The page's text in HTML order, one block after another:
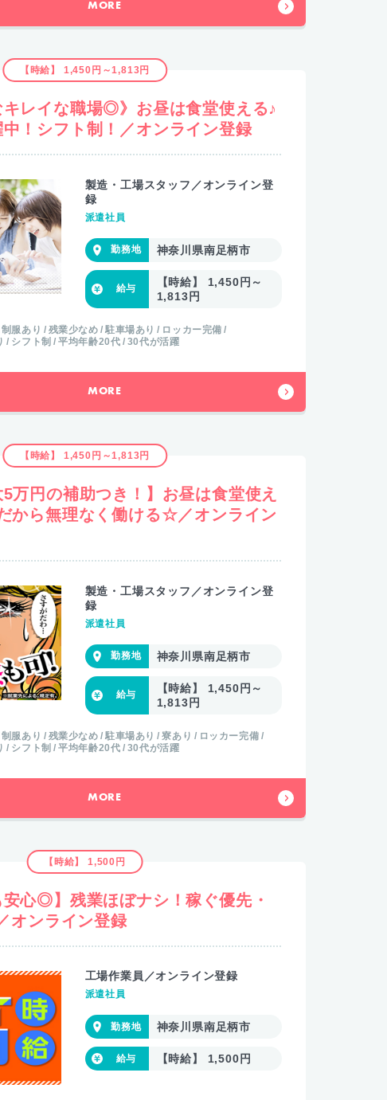
MORE
【時給】 1,450円～1,813円
キレイな職場◎》お昼は食堂使える♪
！シフト制！／オンライン登録
製造・工場スタッフ／オンライン登
録
派遣社員
神奈川県南足柄市
【時給】 1,450円～
1,813円
制服あり 残業少なめ 駐車場あり
ロッカー完備
シフト制 平均年齢20代 30代が活躍
MORE
【時給】 1,450円～1,813円
万円の補助つき！】お昼は食堂使え
から無理なく働ける☆／オンライン
製造・工場スタッフ／オンライン登
録
派遣社員
神奈川県南足柄市
【時給】 1,450円～
1,813円
制服あり 残業少なめ 駐車場あり 寮あり
ロッカー完備
シフト制 平均年齢20代 30代が活躍
MORE
【時給】 1,500円
安心◎】残業ほぼナシ！稼ぐ優先・
オンライン登録
工場作業員／オンライン登録
派遣社員
神奈川県南足柄市
【時給】 1,500円